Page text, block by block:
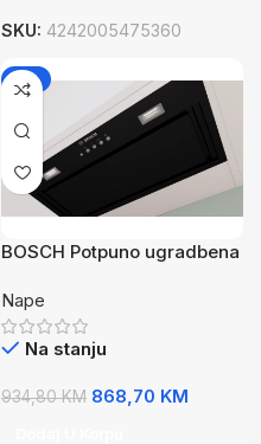
SKU: 4242005475360
-7%
BOSCH Potpuno ugradbena
m3/h, 60 cm,66dB,Led
rasvjeta
Nape
Na stanju
934,80KM 868,70 KM